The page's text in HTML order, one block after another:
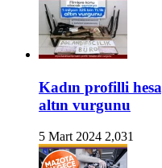
Kadın profilli
altın vurgunu
5 Mart 2024 2,031